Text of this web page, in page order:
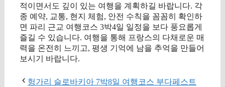
적이면서도 깊이 있는 여행을 계획하길 바랍니다. 각
종 예약, 교통, 현지 체험, 안전 수칙을 꼼꼼히 확인하
면 파리 근교 여행코스 3박4일 일정을 보다 풍요롭게
즐길 수 있습니다. 여행을 통해 프랑스의 다채로운 매
력을 온전히 느끼고, 평생 기억에 남을 추억을 만들어
보시기 바랍니다.
헝가리 슬로바키아 7박8일 여행코스 부다페스트